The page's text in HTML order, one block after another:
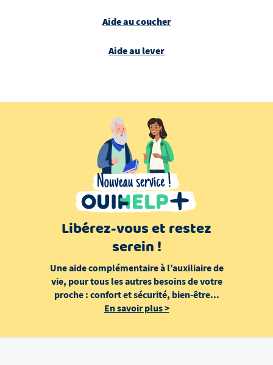
Aide au coucher
Aide au lever
Libérez-vous et restez
serein !
Une aide complémentaire à l’auxiliaire de
vie, pour tous les autres besoins de votre
proche : confort et sécurité, bien-être...
En savoir plus>